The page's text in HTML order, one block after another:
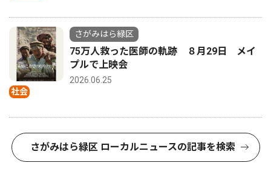
社会
さがみはら緑区
75万人救った医師の軌跡 ８月29日 メイ
プルで上映会
2026.06.25
さがみはら緑区 ローカルニュースの記事を検索